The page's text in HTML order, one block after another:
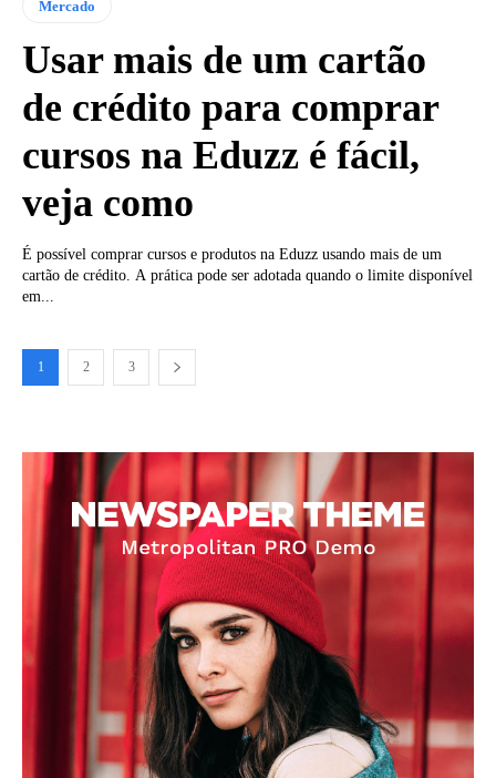
Mercado
Usar mais de um cartão
de crédito para comprar
cursos na Eduzz é fácil,
veja como
É possível comprar cursos e produtos na Eduzz usando mais de um
cartão de crédito. A prática pode ser adotada quando o limite disponível
em...
1 2 3